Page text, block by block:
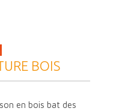
BOIS
en bois bat des